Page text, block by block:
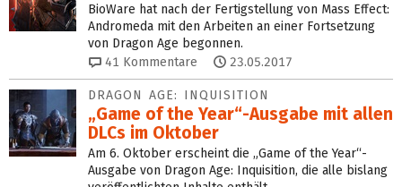
BioWare hat nach der Fertigstellung von Mass Effect:
Andromeda mit den Arbeiten an einer Fortsetzung
von Dragon Age begonnen.
41 Kommentare 23.05.2017
DRAGON AGE: INQUISITION
„Game of the Year“-Ausgabe mit allen
DLCs im Oktober
Am 6. Oktober erscheint die „Game of the Year“-
Ausgabe von Dragon Age: Inquisition, die alle bislang